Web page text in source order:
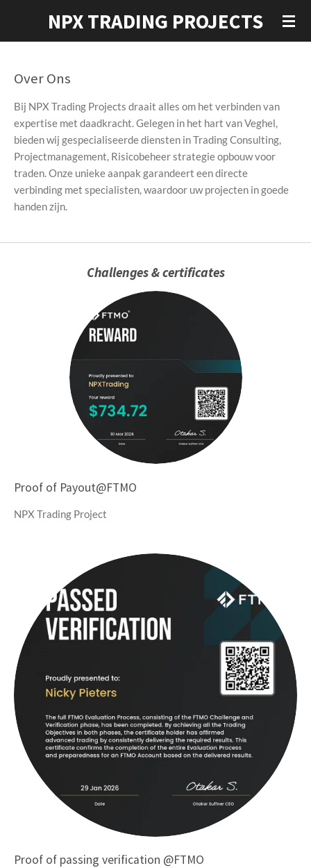
hoofdinhoud
NPX TRADING PROJECTS
Over Ons
Bij NPX Trading Projects draait alles om het verbinden van
expertise met daadkracht. Gelegen in het hart van Veghel,
bieden wij gespecialiseerde diensten in Trading Consulting,
Projectmanagement, Risicobeheer strategie opbouw voor
traden. Onze unieke aanpak garandeert een directe
verbinding met specialisten, waardoor uw projecten in goede
handen zijn.
Challenges & certificates
Proof of Payout@FTMO
NPX Trading Project
Proof of passing verification @FTMO